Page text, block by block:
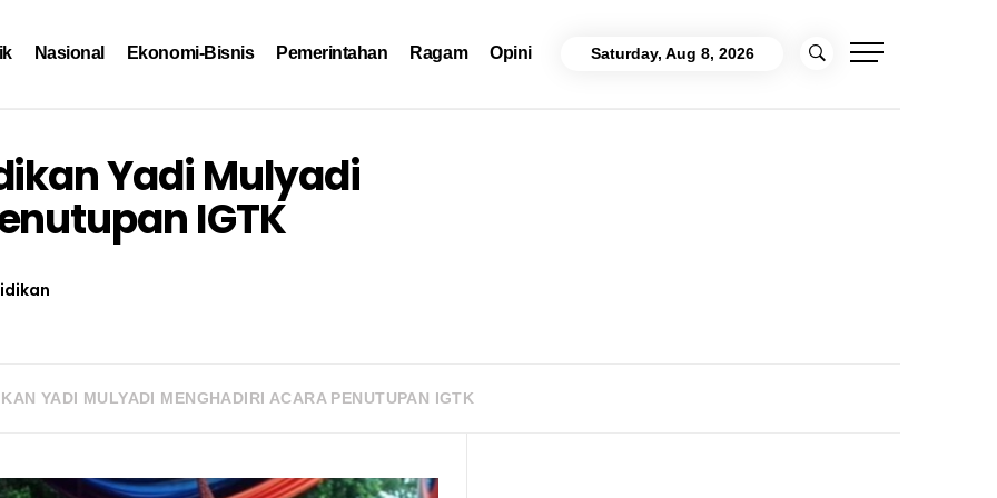
Nasional Ekonomi-Bisnis Pemerintahan Ragam Opini Saturday, Aug 8, 2026
Yadi Mulyadi
IGTK
YADI MULYADI MENGHADIRI ACARA PENUTUPAN IGTK